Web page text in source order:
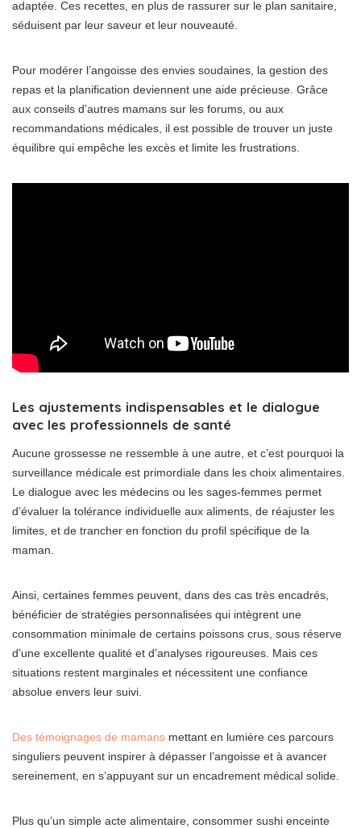
adaptée. Ces recettes, en plus de rassurer sur le plan sanitaire,
séduisent par leur saveur et leur nouveauté.
Pour modérer l’angoisse des envies soudaines, la gestion des
repas et la planification deviennent une aide précieuse. Grâce
aux conseils d’autres mamans sur les forums, ou aux
recommandations médicales, il est possible de trouver un juste
équilibre qui empêche les excès et limite les frustrations.
Les ajustements indispensables et le dialogue
avec les professionnels de santé
Aucune grossesse ne ressemble à une autre, et c’est pourquoi la
surveillance médicale est primordiale dans les choix alimentaires.
Le dialogue avec les médecins ou les sages-femmes permet
d’évaluer la tolérance individuelle aux aliments, de réajuster les
limites, et de trancher en fonction du profil spécifique de la
maman.
Ainsi, certaines femmes peuvent, dans des cas très encadrés,
bénéficier de stratégies personnalisées qui intègrent une
consommation minimale de certains poissons crus, sous réserve
d’une excellente qualité et d’analyses rigoureuses. Mais ces
situations restent marginales et nécessitent une confiance
absolue envers leur suivi.
Des témoignages de mamans mettant en lumière ces parcours
singuliers peuvent inspirer à dépasser l’angoisse et à avancer
sereinement, en s’appuyant sur un encadrement médical solide.
Plus qu’un simple acte alimentaire, consommer sushi enceinte